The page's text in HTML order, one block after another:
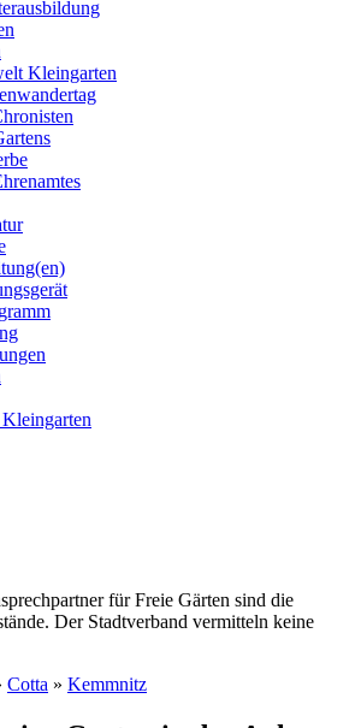
Kleingarten
für Freie Gärten sind die
Der Stadtverband vermitteln keine
Cotta » Kemmnitz